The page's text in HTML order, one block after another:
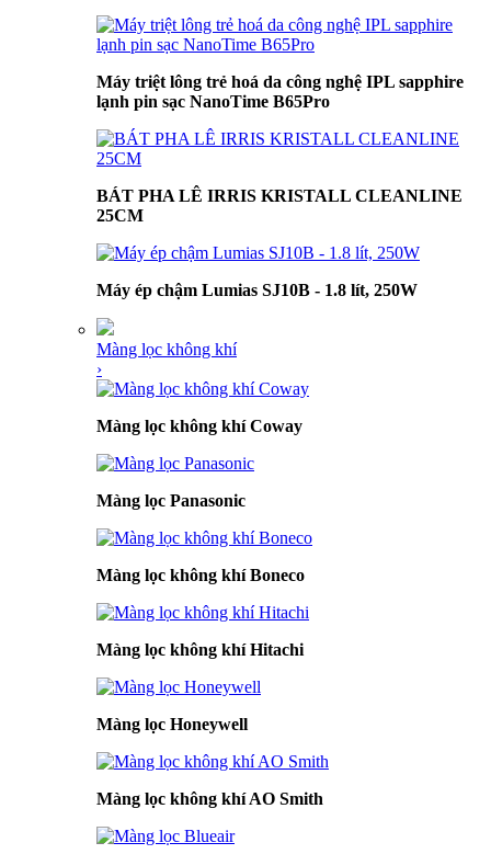
Máy triệt lông trẻ hoá da công nghệ IPL sapphire
lạnh pin sạc NanoTime B65Pro
BÁT PHA LÊ IRRIS KRISTALL CLEANLINE
25CM
Máy ép chậm Lumias SJ10B - 1.8 lít, 250W
Màng lọc không khí
›
Màng lọc không khí Coway
Màng lọc Panasonic
Màng lọc không khí Boneco
Màng lọc không khí Hitachi
Màng lọc Honeywell
Màng lọc không khí AO Smith